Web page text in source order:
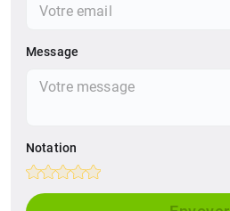
Message
Notation
1 Star
2 Stars
3 Stars
4 Stars
5 Stars
Empty